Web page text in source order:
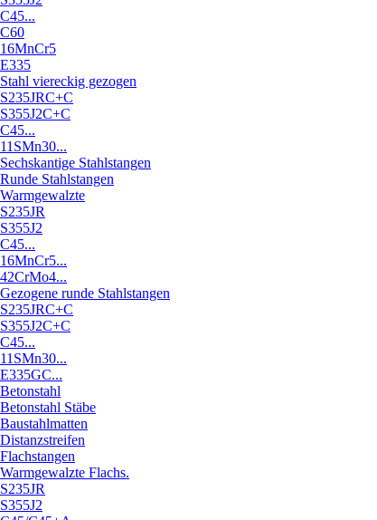
C45...
C60
16MnCr5
E335
Stahl viereckig gezogen
S235JRC+C
S355J2C+C
C45...
11SMn30...
Sechskantige Stahlstangen
Runde Stahlstangen
Warmgewalzte
S235JR
S355J2
C45...
16MnCr5...
42CrMo4...
Gezogene runde Stahlstangen
S235JRC+C
S355J2C+C
C45...
11SMn30...
E335GC...
Betonstahl
Betonstahl Stäbe
Baustahlmatten
Distanzstreifen
Flachstangen
Warmgewalzte Flachs.
S235JR
S355J2